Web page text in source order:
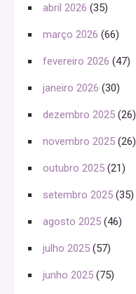
abril 2026 (35)
março 2026 (66)
fevereiro 2026 (47)
janeiro 2026 (30)
dezembro 2025 (26)
novembro 2025 (26)
outubro 2025 (21)
setembro 2025 (35)
agosto 2025 (46)
julho 2025 (57)
junho 2025 (75)